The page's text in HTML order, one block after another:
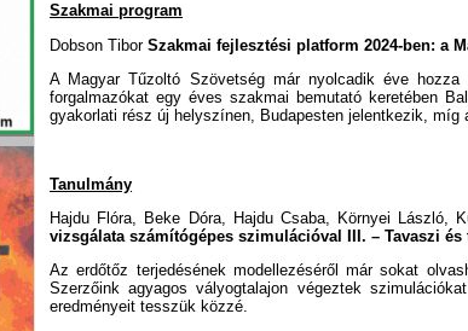
Szakmai program
Dobson TiborSzakmai fejlesztési platform 2024-ben: a
A Magyar Tűzoltó Szövetség már nyolcadik éve
forgalmazókat egy éves szakmai bemutató keretében
gyakorlati rész új helyszínen, Budapesten jelentkezik, míg
Tanulmány
Hajdu Flóra, Beke Dóra, Hajdu Csaba, Környei László,
vizsgálata számítógépes szimulációval III. – Tavaszi és
Az erdőtőz terjedésének modellezéséről már sokat
Szerzőink agyagos vályogtalajon végeztek
eredményeit tesszük közzé.